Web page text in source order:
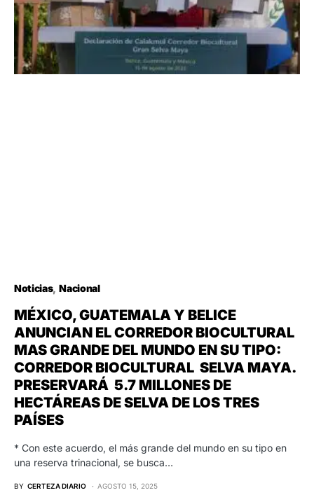
Noticias Nacional
MÉXICO, GUATEMALA Y BELICE
ANUNCIAN EL CORREDOR BIOCULTURAL
MAS GRANDE DEL MUNDO EN SU TIPO:
CORREDOR BIOCULTURAL SELVA MAYA.
PRESERVARÁ 5.7 MILLONES DE
HECTÁREAS DE SELVA DE LOS TRES
PAÍSES
* Con este acuerdo, el más grande del mundo en su tipo en
una reserva trinacional, se busca…
BY CERTEZA DIARIO AGOSTO 15, 2025